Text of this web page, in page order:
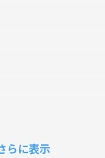
ト・アライヴ」以来
らに表示